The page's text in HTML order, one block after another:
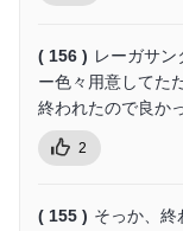
( 156 ) レーガサン
ー色々用意してた
終われたので良か
2
( 155 ) そっか、終